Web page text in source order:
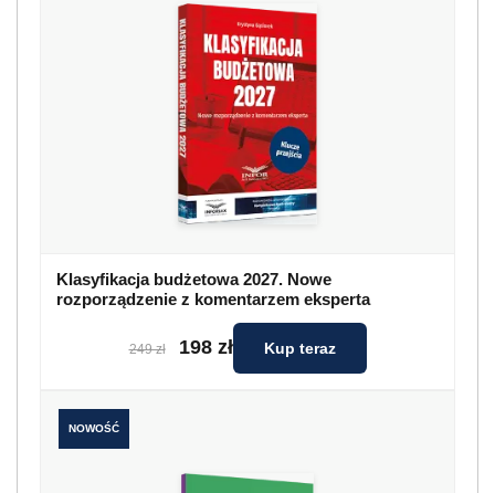
Klasyfikacja budżetowa 2027. Nowe
rozporządzenie z komentarzem eksperta
249 zł 198 zł Kup teraz
NOWOŚĆ